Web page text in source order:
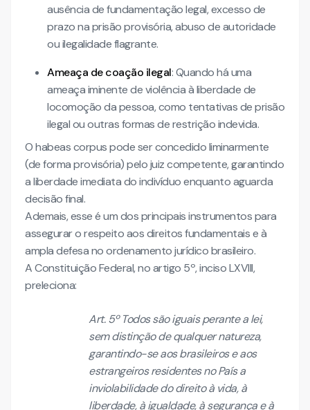
ausência de fundamentação legal, excesso de
prazo na prisão provisória, abuso de autoridade
ou ilegalidade flagrante.
Ameaça de coação ilegal: Quando há uma
ameaça iminente de violência à liberdade de
locomoção da pessoa, como tentativas de prisão
ilegal ou outras formas de restrição indevida.
O habeas corpus pode ser concedido liminarmente
(de forma provisória) pelo juiz competente, garantindo
a liberdade imediata do indivíduo enquanto aguarda
decisão final.
Ademais, esse é um dos principais instrumentos para
assegurar o respeito aos direitos fundamentais e à
ampla defesa no ordenamento jurídico brasileiro.
A Constituição Federal, no artigo 5º, inciso LXVIII,
preleciona:
Art. 5º Todos são iguais perante a lei,
sem distinção de qualquer natureza,
garantindo-se aos brasileiros e aos
estrangeiros residentes no País a
inviolabilidade do direito à vida, à
liberdade, à igualdade, à segurança e à